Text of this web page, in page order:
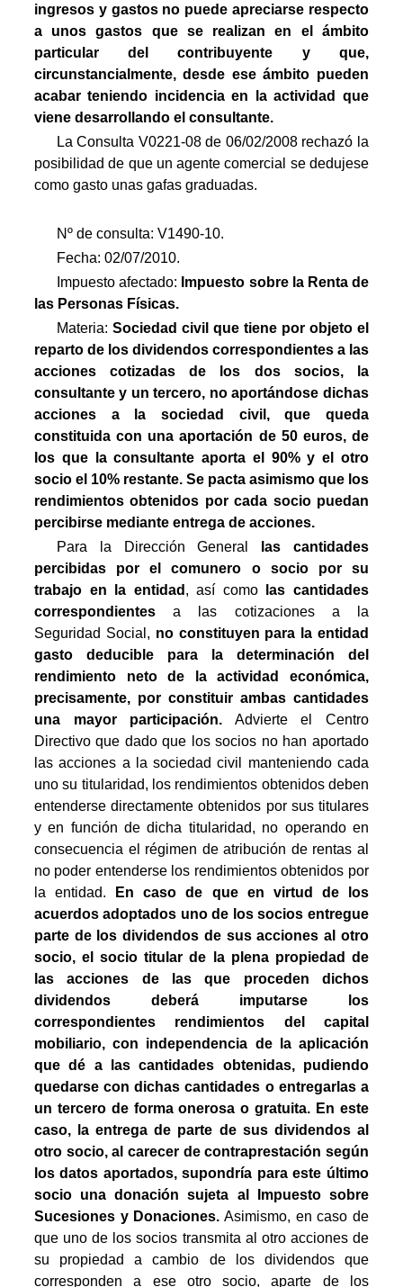
ingresos y gastos no puede apreciarse respecto
a unos gastos que se realizan en el ámbito
particular del contribuyente y que,
circunstancialmente, desde ese ámbito pueden
acabar teniendo incidencia en la actividad que
viene desarrollando el consultante.
La Consulta V0221-08 de 06/02/2008 rechazó la
posibilidad de que un agente comercial se dedujese
como gasto unas gafas graduadas.
Nº de consulta: V1490-10.
Fecha: 02/07/2010.
Impuesto afectado: Impuesto sobre la Renta de
las Personas Físicas.
Materia: Sociedad civil que tiene por objeto el
reparto de los dividendos correspondientes a las
acciones cotizadas de los dos socios, la
consultante y un tercero, no aportándose dichas
acciones a la sociedad civil, que queda
constituida con una aportación de 50 euros, de
los que la consultante aporta el 90% y el otro
socio el 10% restante. Se pacta asimismo que los
rendimientos obtenidos por cada socio puedan
percibirse mediante entrega de acciones.
Para la Dirección General
las cantidades
percibidas por el comunero o socio por su
trabajo en la entidad , así como
las cantidades
correspondientes a las cotizaciones a la
Seguridad Social, no constituyen para la entidad
gasto deducible para la determinación del
rendimiento neto de la actividad económica,
precisamente, por constituir ambas cantidades
una mayor participación. Advierte el Centro
Directivo que dado que los socios no han aportado
las acciones a la sociedad civil manteniendo cada
uno su titularidad, los rendimientos obtenidos deben
entenderse directamente obtenidos por sus titulares
y en función de dicha titularidad, no operando en
consecuencia el régimen de atribución de rentas al
no poder entenderse los rendimientos obtenidos por
la entidad.
En caso de que en virtud de los
acuerdos adoptados uno de los socios entregue
parte de los dividendos de sus acciones al otro
socio, el socio titular de la plena propiedad de
las acciones de las que proceden dichos
dividendos deberá imputarse los
correspondientes rendimientos del capital
mobiliario, con independencia de la aplicación
que dé a las cantidades obtenidas, pudiendo
quedarse con dichas cantidades o entregarlas a
un tercero de forma onerosa o gratuita. En este
caso, la entrega de parte de sus dividendos al
otro socio, al carecer de contraprestación según
los datos aportados, supondría para este último
socio una donación sujeta al Impuesto sobre
Sucesiones y Donaciones. Asimismo, en caso de
que uno de los socios transmita al otro acciones de
su propiedad a cambio de los dividendos que
corresponden a ese otro socio, aparte de los